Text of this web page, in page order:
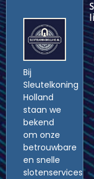
Bij
Sleutelkoning
Holland
staan we
bekend
om onze
betrouwbare
en snelle
slotenservices